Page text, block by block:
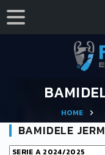
HOME
BAMIDELE